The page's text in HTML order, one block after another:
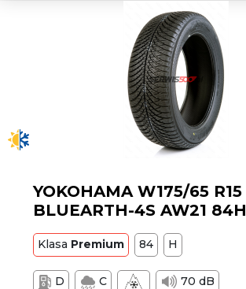
YOKOHAMA W175/65 R15
BLUEARTH-4S AW21 84H
Klasa Premium 84 H
D C 70 dB